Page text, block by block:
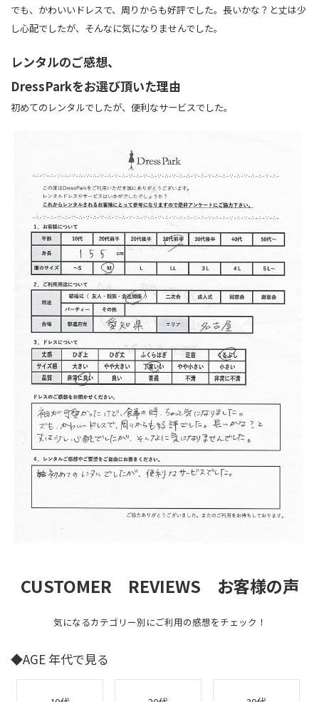
でも、かわいいドレスで、周りからも好評でした。長いかな？と丈は少
し心配でしたが、そんなに気になりませんでした。
レンタルのご感想、
DressParkをお選び頂いた理由
初めてのレンタルでしたが、便利なサービスでした。
CUSTOMER REVIEWS お客様の声
気になるカテゴリー別にご利用の感想をチェック！
◆AGE 年代で見る